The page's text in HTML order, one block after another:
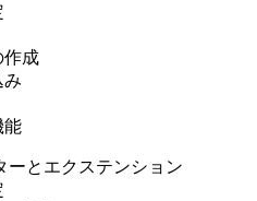
作成
み
能
ーとエクステンション